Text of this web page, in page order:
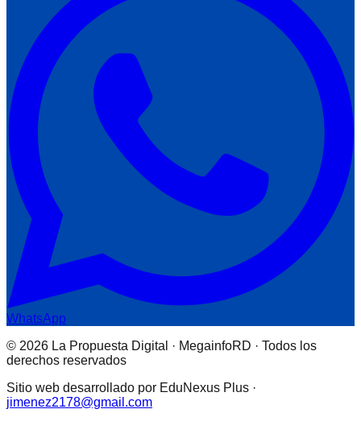
WhatsApp
© 2026 La Propuesta Digital · MegainfoRD · Todos los
derechos reservados
Sitio web desarrollado por EduNexus Plus ·
jimenez2178@gmail.com